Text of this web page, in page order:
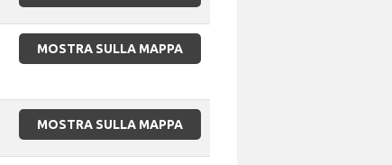
MOSTRA SULLA MAPPA
MOSTRA SULLA MAPPA